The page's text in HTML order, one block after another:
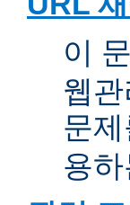
이
웹
문
용